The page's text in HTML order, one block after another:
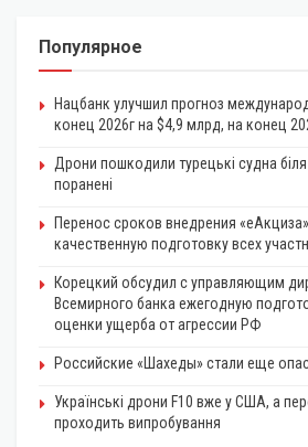
Популярное
Нацбанк улучшил прогноз
конец 2026г на $4,9 млрд, на конец
Дрони пошкодили турецькі судна
поранені
Перенос сроков внедрения
качественную подготовку всех
Корецкий обсудил с управляющим
Всемирного банка ежегодную
оценки ущерба от агрессии РФ
Российские «Шахеды» стали еще
Українські дрони F10 вже у США, а
проходить випробування